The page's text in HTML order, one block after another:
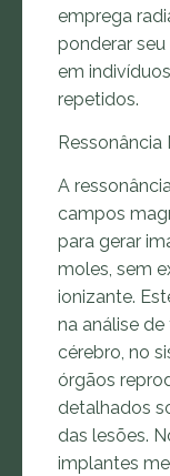
emprega
ponderar
em
repetidos.
Ressonância
A
campos
para gerar
moles, sem
ionizante.
na análise
cérebro, no
órgãos
detalhados
das lesões.
implantes